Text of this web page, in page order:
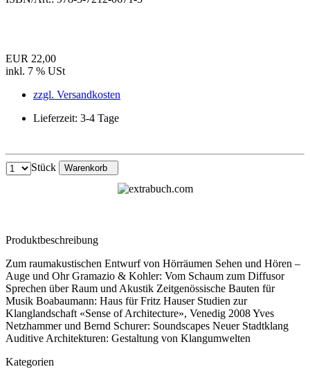
EUR 22,00
inkl. 7 % USt
zzgl. Versandkosten
Lieferzeit: 3-4 Tage
Stück Warenkorb
Produktbeschreibung
Zum raumakustischen Entwurf von Hörräumen Sehen und Hören –
Auge und Ohr Gramazio & Kohler: Vom Schaum zum Diffusor
Sprechen über Raum und Akustik Zeitgenössische Bauten für
Musik Boabaumann: Haus für Fritz Hauser Studien zur
Klanglandschaft «Sense of Architecture», Venedig 2008 Yves
Netzhammer und Bernd Schurer: Soundscapes Neuer Stadtklang
Auditive Architekturen: Gestaltung von Klangumwelten
Kategorien